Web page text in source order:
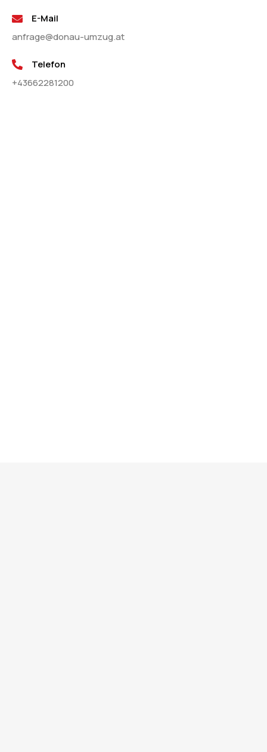
E-Mail
anfrage@donau-umzug.at
Telefon
+43662281200